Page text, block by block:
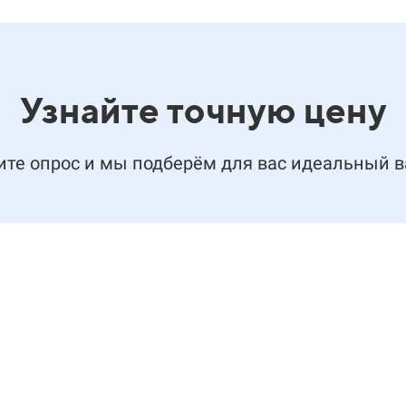
Узнайте точную цену
опрос и мы подберём для вас идеальный